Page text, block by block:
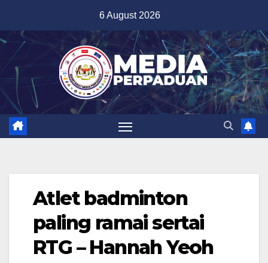
content
6 August 2026
Atlet badminton
paling ramai sertai
RTG – Hannah Yeoh